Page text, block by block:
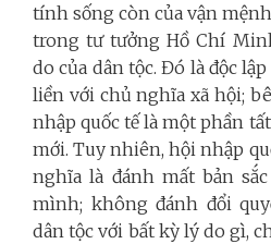
tính sống còn của vận
trong tư tưởng Hồ Chí
do của dân tộc. Đó là độc
liền với chủ nghĩa xã hội;
nhập quốc tế là một phần
mới. Tuy nhiên, hội nhập
nghĩa là đánh mất bản
mình; không đánh đổi
dân tộc với bất kỳ lý do gì,